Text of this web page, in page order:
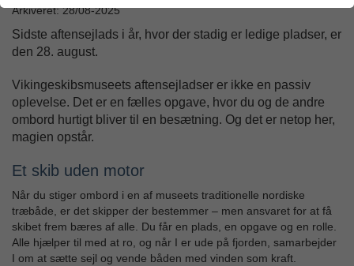
Arkiveret: 28/08-2025
Sidste aftensejlads i år, hvor der stadig er ledige pladser, er
den 28. august.
Vikingeskibsmuseets aftensejladser er ikke en passiv
oplevelse. Det er en fælles opgave, hvor du og de andre
ombord hurtigt bliver til en besætning. Og det er netop her,
magien opstår.
Et skib uden motor
Når du stiger ombord i en af museets traditionelle nordiske
træbåde, er det skipper der bestemmer – men ansvaret for at få
skibet frem bæres af alle. Du får en plads, en opgave og en rolle.
Alle hjælper til med at ro, og når I er ude på fjorden, samarbejder
I om at sætte sejl og vende båden med vinden som kraft.